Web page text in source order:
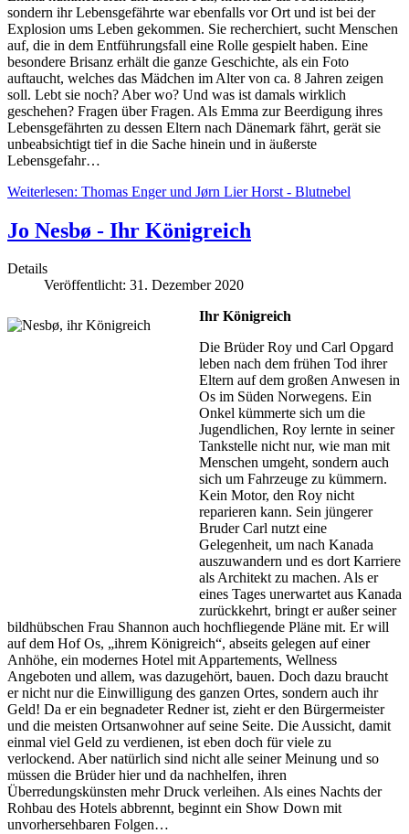
sondern ihr Lebensgefährte war ebenfalls vor Ort und ist bei der
Explosion ums Leben gekommen. Sie recherchiert, sucht Menschen
auf, die in dem Entführungsfall eine Rolle gespielt haben. Eine
besondere Brisanz erhält die ganze Geschichte, als ein Foto
auftaucht, welches das Mädchen im Alter von ca. 8 Jahren zeigen
soll. Lebt sie noch? Aber wo? Und was ist damals wirklich
geschehen? Fragen über Fragen. Als Emma zur Beerdigung ihres
Lebensgefährten zu dessen Eltern nach Dänemark fährt, gerät sie
unbeabsichtigt tief in die Sache hinein und in äußerste
Lebensgefahr…
Weiterlesen: Thomas Enger und Jørn Lier Horst - Blutnebel
Jo Nesbø - Ihr Königreich
Details
Veröffentlicht: 31. Dezember 2020
Ihr Königreich
Die Brüder Roy und Carl Opgard
leben nach dem frühen Tod ihrer
Eltern auf dem großen Anwesen in
Os im Süden Norwegens. Ein
Onkel kümmerte sich um die
Jugendlichen, Roy lernte in seiner
Tankstelle nicht nur, wie man mit
Menschen umgeht, sondern auch
sich um Fahrzeuge zu kümmern.
Kein Motor, den Roy nicht
reparieren kann. Sein jüngerer
Bruder Carl nutzt eine
Gelegenheit, um nach Kanada
auszuwandern und es dort Karriere
als Architekt zu machen. Als er
eines Tages unerwartet aus Kanada
zurückkehrt, bringt er außer seiner
bildhübschen Frau Shannon auch hochfliegende Pläne mit. Er will
auf dem Hof Os, „ihrem Königreich“, abseits gelegen auf einer
Anhöhe, ein modernes Hotel mit Appartements, Wellness
Angeboten und allem, was dazugehört, bauen. Doch dazu braucht
er nicht nur die Einwilligung des ganzen Ortes, sondern auch ihr
Geld! Da er ein begnadeter Redner ist, zieht er den Bürgermeister
und die meisten Ortsanwohner auf seine Seite. Die Aussicht, damit
einmal viel Geld zu verdienen, ist eben doch für viele zu
verlockend. Aber natürlich sind nicht alle seiner Meinung und so
müssen die Brüder hier und da nachhelfen, ihren
Überredungskünsten mehr Druck verleihen. Als eines Nachts der
Rohbau des Hotels abbrennt, beginnt ein Show Down mit
unvorhersehbaren Folgen…